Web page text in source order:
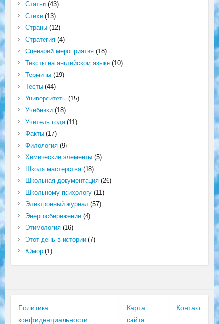
Статьи(43)
Стихи(13)
Страны(12)
Стратегия(4)
Сценарий мероприятия(18)
Тексты на английском языке(10)
Термины(19)
Тесты(44)
Университеты(15)
Учебники(18)
Учитель года(11)
Факты(17)
Филология(9)
Химические элементы(5)
Школа мастерства(18)
Школьная документация(26)
Школьному психологу(11)
Электронный журнал (57)
Энергосбережение(4)
Этимология(16)
Этот день в истории(7)
Юмор(1)
Политика
конфиденциальности
Карта
сайта
Контакт